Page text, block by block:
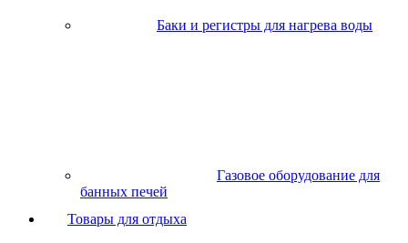
Баки и регистры для нагрева воды
Газовое оборудование для
банных печей
Товары для отдыха